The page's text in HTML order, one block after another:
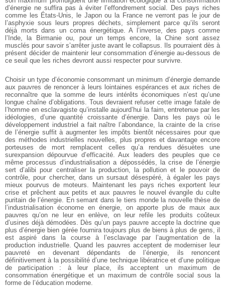
d’énergie ne suffira pas à éviter l’effondrement social. Des pays riches
comme les États-Unis, le Japon ou la France ne verront pas le jour de
l’asphyxie sous leurs propres déchets, simplement parce qu’ils seront
déjà morts dans un coma énergétique. A l’inverse, des pays comme
l’Inde, la Birmanie ou, pour un temps encore, la Chine sont assez
musclés pour savoir s’arrêter juste avant le collapsus. Ils pourraient dès à
présent décider de maintenir leur consommation d’énergie au-dessous de
ce seuil que les riches devront aussi respecter pour survivre.
Choisir un type d’économie consommant un minimum d’énergie demande
aux pauvres de renoncer à leurs lointaines espérances et aux riches de
reconnaître que la somme de leurs intérêts économiques n’est qu’une
longue chaîne d’obligations. Tous devraient refuser cette image fatale de
l’homme en esclavagiste qu’installe aujourd’hui la faim, entretenue par les
idéologies, d’une quantité croissante d’énergie. Dans les pays où le
développement industriel a fait naître l’abondance, la crainte de la crise
de l’énergie suffit à augmenter les impôts bientôt nécessaires pour que
des méthodes industrielles nouvelles, plus propres et davantage encore
porteuses de mort remplacent celles qu’a rendues désuètes une
surexpansion dépourvue d’efficacité. Aux leaders des peuples que ce
même processus d’industrialisation a dépossédés, la crise de l’énergie
sert d’alibi pour centraliser la production, la pollution et le pouvoir de
contrôle, pour chercher, dans un sursaut désespéré, à égaler les pays
mieux pourvus de moteurs. Maintenant les pays riches exportent leur
crise et prêchent aux petits et aux pauvres le nouvel évangile du culte
puritain de l’énergie. En semant dans le tiers monde la nouvelle thèse de
l’industrialisation économe en énergie, on apporte plus de maux aux
pauvres qu’on ne leur en enlève, on leur refile les produits coûteux
d’usines déjà démodées. Dès qu’un pays pauvre accepte la doctrine que
plus d’énergie bien gérée fournira toujours plus de biens à plus de gens, il
est aspiré dans la course à l’esclavage par l’augmentation de la
production industrielle. Quand les pauvres acceptent de moderniser leur
pauvreté en devenant dépendants de l’énergie, ils renoncent
définitivement à la possibilité d’une technique libératrice et d’une politique
de participation : à leur place, ils acceptent un maximum de
consommation énergétique et un maximum de contrôle social sous la
forme de l’éducation moderne.